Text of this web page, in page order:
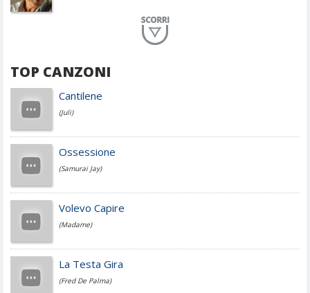
Achille Lauro
Cesare Cremonini
Jovanotti
Fedez
TOP CANZONI
Cantilene
(Juli)
Ossessione
(Samurai Jay)
Volevo Capire
(Madame)
La Testa Gira
(Fred De Palma)